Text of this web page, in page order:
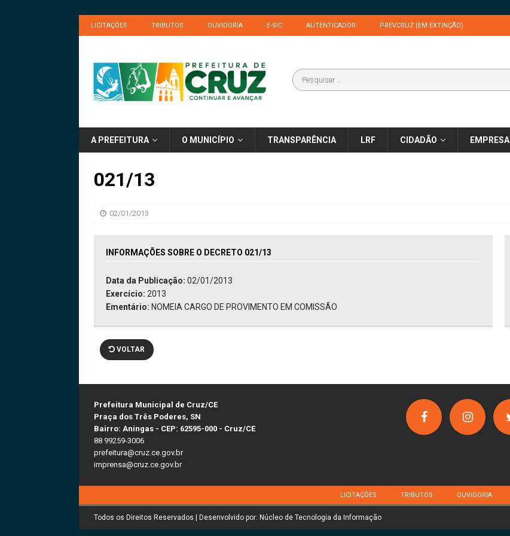
LICITAÇÕES TRIBUTOS OUVIDORIA E-SIC AUTENTICADOR PREVCRUZ (EM EXTINÇÃO)
A PREFEITURA O MUNICÍPIO TRANSPARÊNCIA LRF CIDADÃO EMPRESA
021/13
02/01/2013
INFORMAÇÕES SOBRE O DECRETO 021/13
Data da Publicação: 02/01/2013
Exercício: 2013
Ementário: NOMEIA CARGO DE PROVIMENTO EM COMISSÃO
VOLTAR
Prefeitura Municipal de Cruz/CE
Praça dos Três Poderes, SN
Bairro: Aningas - CEP: 62595-000 - Cruz/CE
88 99259-3006
prefeitura@cruz.ce.gov.br
imprensa@cruz.ce.gov.br
LICITAÇÕES TRIBUTOS OUVIDORIA
Todos os Direitos Reservados | Desenvolvido por: Núcleo de Tecnologia da Informação